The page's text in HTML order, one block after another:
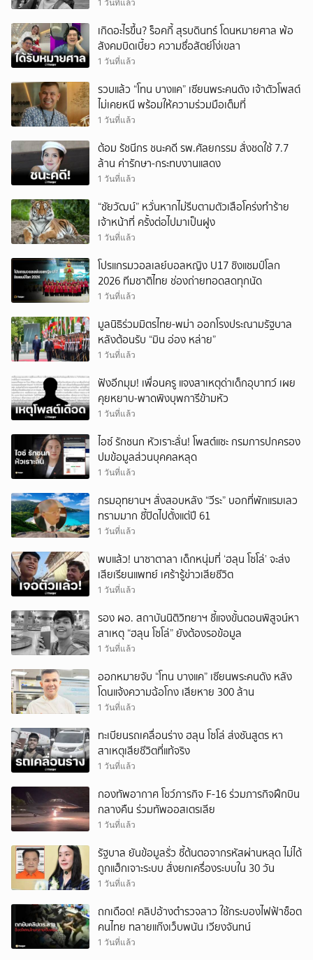
1 วันที่แล้ว
เกิดอะไรขึ้น? ร็อคกี้ สุรบดินทร์ โดนหมายศาล พ้อ
สังคมบิดเบี้ยว ความซื่อสัตย์โง่เขลา
1 วันที่แล้ว
รวบแล้ว “โทน บางแค” เซียนพระคนดัง เจ้าตัวโพสต์
ไม่เคยหนี พร้อมให้ความร่วมมือเต็มที่
1 วันที่แล้ว
ต้อม รัชนีกร ชนะคดี รพ.ศัลยกรรม สั่งชดใช้ 7.7
ล้าน ค่ารักษา-กระทบงานแสดง
1 วันที่แล้ว
“ชัยวัฒน์” หวั่นหากไม่รีบตามตัวเสือโคร่งทำร้าย
เจ้าหน้าที่ ครั้งต่อไปมาเป็นฝูง
1 วันที่แล้ว
โปรแกรมวอลเลย์บอลหญิง U17 ชิงแชมป์โลก
2026 ทีมชาติไทย ช่องถ่ายทอดสดทุกนัด
1 วันที่แล้ว
มูลนิธิร่วมมิตรไทย-พม่า ออกโรงประณามรัฐบาล
หลังต้อนรับ “มิน อ่อง หล่าย”
1 วันที่แล้ว
ฟังอีกมุม! เพื่อนครู แจงสาเหตุด่าเด็กอุบาทว์ เผย
คุยหยาบ-พาดพิงบุพการีข้ามหัว
1 วันที่แล้ว
ไอซ์ รักชนก หัวเราะลั่น! โพสต์แซะ กรมการปกครอง
ปมข้อมูลส่วนบุคคลหลุด
1 วันที่แล้ว
กรมอุทยานฯ สั่งสอบหลัง “วีระ” บอกที่พักแรมเลว
ทรามมาก ชี้ปิดไปตั้งแต่ปี 61
1 วันที่แล้ว
พบแล้ว! นาซาตาลา เด็กหนุ่มที่ ‘ฮลุน โซโล่’ จะส่ง
เสียเรียนแพทย์ เศร้ารู้ข่าวเสียชีวิต
1 วันที่แล้ว
รอง ผอ. สถาบันนิติวิทยาฯ ชี้แจงขั้นตอนพิสูจน์หา
สาเหตุ “ฮลุน โซโล่” ยังต้องรอข้อมูล
1 วันที่แล้ว
ออกหมายจับ “โทน บางแค” เซียนพระคนดัง หลัง
โดนแจ้งความฉ้อโกง เสียหาย 300 ล้าน
1 วันที่แล้ว
ทะเบียนรถเคลื่อนร่าง ฮลุน โซโล่ ส่งชันสูตร หา
สาเหตุเสียชีวิตที่แท้จริง
1 วันที่แล้ว
กองทัพอากาศ โชว์ภารกิจ F-16 ร่วมภารกิจฝึกบิน
กลางคืน ร่วมทัพออสเตรเลีย
1 วันที่แล้ว
รัฐบาล ยันข้อมูลรั่ว ชี้ต้นตอจากรหัสผ่านหลุด ไม่ได้
ถูกแฮ็กเจาะระบบ สั่งยกเครื่องระบบใน 30 วัน
1 วันที่แล้ว
ถกเดือด! คลิปอ้างตำรวจลาว ใช้กระบองไฟฟ้าช็อต
คนไทย ทลายแก๊งเว็บพนัน เวียงจันทน์
1 วันที่แล้ว